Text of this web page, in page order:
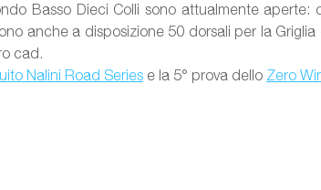
Basso Dieci Colli sono attualmente aperte:
anche a disposizione 50 dorsali per la
cad.
Nalini Road Series e la 5° prova dello Zero